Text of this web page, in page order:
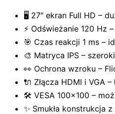
🖥️ 27″ ekran Full HD –
⚡ Odświeżanie 120 Hz
🎯 Czas reakcji 1 ms –
🎨 Matryca IPS –
👀 Ochrona wzroku –
🔌 Złącza HDMI i VGA
🛠️ VESA 100×100 –
✨ Smukła konstrukcja